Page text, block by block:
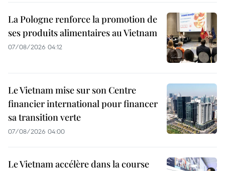
La Pologne renforce la promotion de
ses produits alimentaires au Vietnam
07/08/2026 04:12
Le Vietnam mise sur son Centre
financier international pour financer
sa transition verte
07/08/2026 04:00
Le Vietnam accélère dans la course